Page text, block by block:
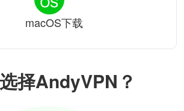
择AndyVPN？
macOS下载